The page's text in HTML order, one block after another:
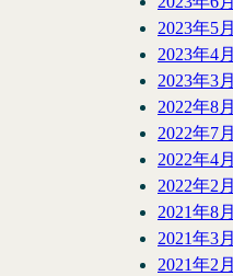
2023年5月
2023年4月
2023年3月
2022年8月
2022年7月
2022年4月
2022年2月
2021年8月
2021年3月
2021年2月